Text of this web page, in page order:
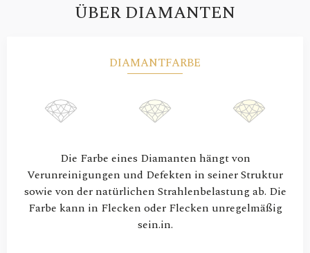
ÜBER DIAMANTEN
DIAMANTFARBE
Die Farbe eines Diamanten hängt von
Verunreinigungen und Defekten in seiner Struktur
sowie von der natürlichen Strahlenbelastung ab. Die
Farbe kann in Flecken oder Flecken unregelmäßig
sein.in.